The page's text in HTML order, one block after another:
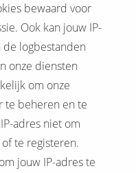
bewaard voor
Ook kan jouw IP-
logbestanden
onze diensten
om onze
te beheren en te
adres niet om
te registeren.
jouw IP-adres te